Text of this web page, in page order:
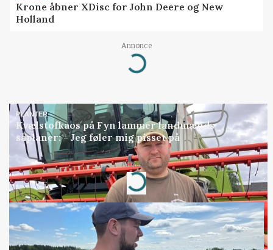
Krone åbner XDisc for John Deere og New
Holland
Annonce
Loading...
PLANTER
Kvælstofkaos på Fyn lammer landmænds
såplaner: - Jeg føler mig pisset på
Annonce
Loading...